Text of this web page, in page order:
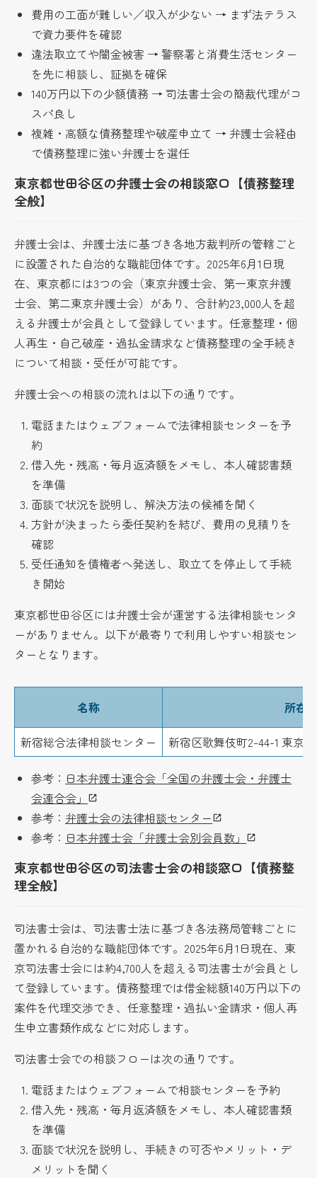
費用の工面が難しい／収入が少ない → まず法テラス
で資力要件を確認
違法取立てや闇金被害 → 警察署と消費生活センター
を先に相談し、証拠を確保
140万円以下の少額債務 → 司法書士会の簡裁代理がコ
スパ良し
複雑・高額な債務整理や破産申立て → 弁護士会経由
で債務整理に強い弁護士を選任
東京都世田谷区の弁護士会の相談窓口【債務整理
全般】
弁護士会は、弁護士法に基づき各地方裁判所の管轄ごと
に設置された自治的な職能団体です。2025年6月1日現
在、東京都には3つの会（東京弁護士会、第一東京弁護
士会、第二東京弁護士会）があり、合計約23,000人を超
える弁護士が会員として登録しています。任意整理・個
人再生・自己破産・過払金請求など債務整理の全手続き
について相談・受任が可能です。
弁護士会への相談の流れは以下の通りです。
電話またはウェブフォームで法律相談センターを予
約
借入先・残高・毎月返済額をメモし、本人確認書類
を準備
面談で状況を説明し、解決方法の候補を聞く
方針が決まったら委任契約を結び、費用の見積りを
確認
受任通知を債権者へ発送し、取立てを停止して手続
き開始
東京都世田谷区には弁護士会が運営する法律相談センタ
ーがありません。以下が最寄りで利用しやすい相談セン
ターとなります。
名称 所在
新宿総合法律相談センター 新宿区歌舞伎町2-44-1 東京
参考： 日本弁護士連合会「全国の弁護士会・弁護士
会連合会」
参考： 弁護士会の法律相談センター
参考： 日本弁護士会「弁護士会別会員数」
東京都世田谷区の司法書士会の相談窓口【債務整
理全般】
司法書士会は、司法書士法に基づき各法務局管轄ごとに
置かれる自治的な職能団体です。2025年6月1日現在、東
京司法書士会には約4,700人を超える司法書士が会員とし
て登録しています。債務整理では借金総額140万円以下の
案件を代理交渉でき、任意整理・過払い金請求・個人再
生申立書類作成などに対応します。
司法書士会での相談フローは次の通りです。
電話またはウェブフォームで相談センターを予約
借入先・残高・毎月返済額をメモし、本人確認書類
を準備
面談で状況を説明し、手続きの可否やメリット・デ
メリットを聞く